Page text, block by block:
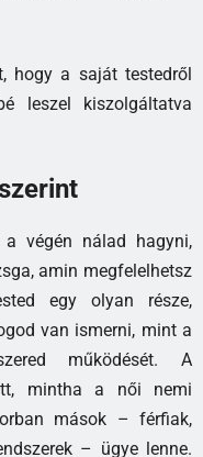
hogy a saját testedről
leszel kiszolgáltatva
a végén nálad hagyni,
amin megfelelhetsz
egy olyan része,
van ismerni, mint a
működését. A
mintha a női nemi
mások – férfiak,
– ügye lenne.